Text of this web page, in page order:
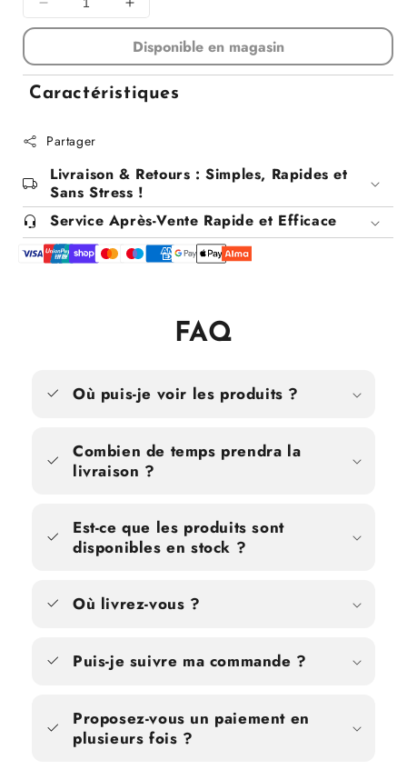
Diminuer
la
pour
Service
en
Augmenter
la
quantité
pour
Service
Disponible en magasin
Caractéristiques
Partager
Livraison & Retours : Simples, Rapides et
Sans Stress !
Service Après-Vente Rapide et Efficace
FAQ
Où puis-je voir les produits ?
Combien de temps prendra la
livraison ?
Est-ce que les produits sont
disponibles en stock ?
Où livrez-vous ?
Puis-je suivre ma commande ?
Proposez-vous un paiement en
plusieurs fois ?